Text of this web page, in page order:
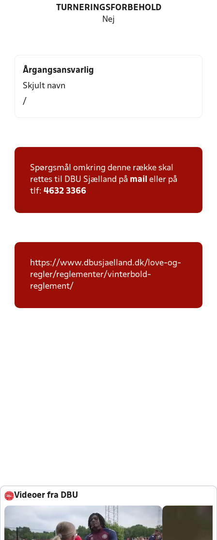
TURNERINGSFORBEHOLD
Nej
Årgangsansvarlig
Skjult navn
/
Spørgsmål omkring denne række skal
rettes til DBU Sjælland på mail eller på
tlf: 4632 3366
https://www.dbusjaelland.dk/love-og-
regler/reglementer/vinterbold-
reglement/
Videoer fra DBU